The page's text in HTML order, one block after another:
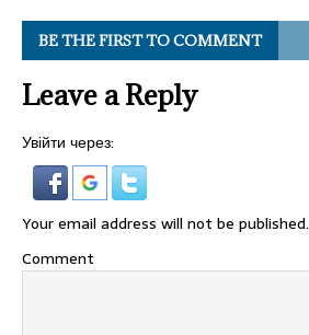
BE THE FIRST TO COMMENT
Leave a Reply
Увійти через:
Your email address will not be published.
Comment